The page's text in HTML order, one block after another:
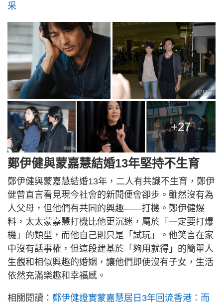
采
+27
鄭伊健與蒙嘉慧結婚13年堅持不生育
鄭伊健與蒙嘉慧結婚13年，二人有共識不生育，鄭伊
健曾直言看見現今社會的新聞便會卻步。雖然沒有為
人父母，但他們有共同的興趣——打機。鄭伊健爆
料，太太蒙嘉慧打機比他更沉迷，屬於「一定要打爆
機」的類型，而他自己則只是「試玩」。他笑言在家
中沒有話事權，但這段建基於「夠用就得」的簡單人
生觀和相似興趣的婚姻，讓他們即使沒有子女，生活
依然充滿樂趣和幸福感。
相關閱讀： 鄭伊健證實蒙嘉慧居日3年回流香港：而